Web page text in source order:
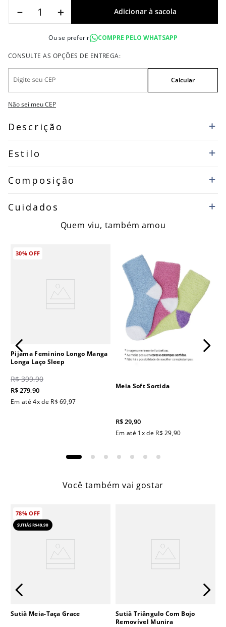
＋
－
Ou se preferir COMPRE PELO WHATSAPP
Não sei meu CEP
Descrição
Estilo
Composição
Cuidados
Quem viu, também amou
30%OFF
Pijama Feminino Longo Manga
Longa Laço Sleep
R$ 399,90
R$279,90
Em até4x de R$ 69,97
Meia Soft Sortida
R$29,90
Em até 1x de R$ 29,90
Você também vai gostar
78%OFF
SUTIÃS R$49,90
Sutiã Meia-Taça Grace
Sutiã Triângulo Com Bojo
Removível Munira